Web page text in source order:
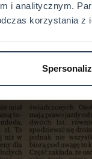
i analitycznym.
korzystania z